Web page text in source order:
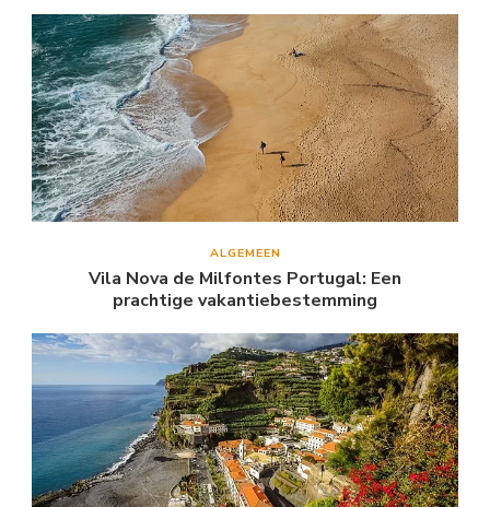
ALGEMEEN
Vila Nova de Milfontes Portugal: Een
prachtige vakantiebestemming